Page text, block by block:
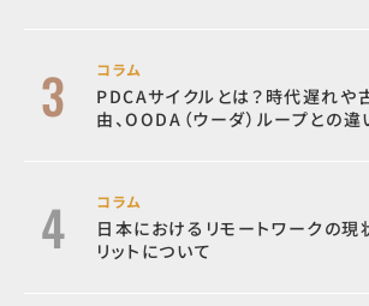
コラム
PDCAサイクルとは？時代遅れや
由、OODA（ウーダ）ループとの違
コラム
日本におけるリモートワークの現
リットについて